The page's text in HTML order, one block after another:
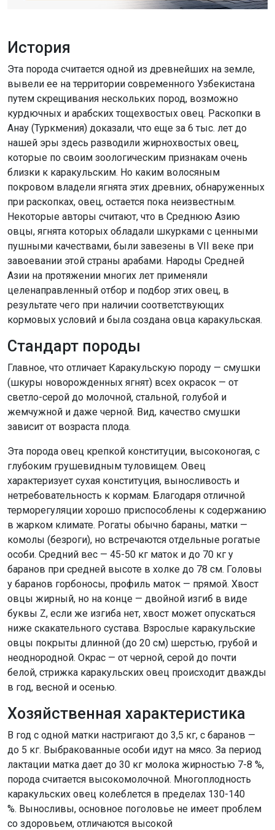
История
Эта порода считается одной из древнейших на земле,
вывели ее на территории современного Узбекистана
путем скрещивания нескольких пород, возможно
курдючных и арабских тощехвостых овец. Раскопки в
Анау (Туркмения) доказали, что еще за 6 тыс. лет до
нашей эры здесь разводили жирнохвостых овец,
которые по своим зоологическим признакам очень
близки к каракульским. Но каким волосяным
покровом владели ягнята этих древних, обнаруженных
при раскопках, овец, остается пока неизвестным.
Некоторые авторы считают, что в Среднюю Азию
овцы, ягнята которых обладали шкурками с ценными
пушными качествами, были завезены в VII веке при
завоевании этой страны арабами. Народы Средней
Азии на протяжении многих лет применяли
целенаправленный отбор и подбор этих овец, в
результате чего при наличии соответствующих
кормовых условий и была создана овца каракульская.
Стандарт породы
Главное, что отличает Каракульскую породу — смушки
(шкуры новорожденных ягнят) всех окрасок — от
светло-серой до молочной, стальной, голубой и
жемчужной и даже черной. Вид, качество смушки
зависит от возраста плода.
Эта порода овец крепкой конституции, высоконогая, с
глубоким грушевидным туловищем. Овец
характеризует сухая конституция, выносливость и
нетребовательность к кормам. Благодаря отличной
терморегуляции хорошо приспособлены к содержанию
в жарком климате. Рогаты обычно бараны, матки —
комолы (безроги), но встречаются отдельные рогатые
особи. Средний вес — 45-50 кг маток и до 70 кг у
баранов при средней высоте в холке до 78 см. Головы
у баранов горбоносы, профиль маток — прямой. Хвост
овцы жирный, но на конце — двойной изгиб в виде
буквы Z, если же изгиба нет, хвост может опускаться
ниже скакательного сустава. Взрослые каракульские
овцы покрыты длинной (до 20 см) шерстью, грубой и
неоднородной. Окрас — от черной, серой до почти
белой, стрижка каракульских овец происходит дважды
в год, весной и осенью.
Хозяйственная характеристика
В год с одной матки настригают до 3,5 кг, с баранов —
до 5 кг. Выбракованные особи идут на мясо. За период
лактации матка дает до 30 кг молока жирностью 7-8 %,
порода считается высокомолочной. Многоплодность
каракульских овец колеблется в пределах 130-140
%. Выносливы, основное поголовье не имеет проблем
со здоровьем, отличаются высокой